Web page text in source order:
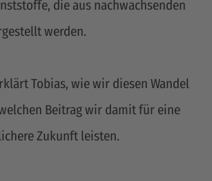
die aus nachwachsenden
werden.
Tobias, wie wir diesen Wandel
Beitrag wir damit für eine
Zukunft leisten.